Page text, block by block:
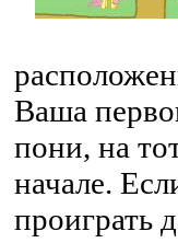
Ваша
пони, на
начале.
проиграть